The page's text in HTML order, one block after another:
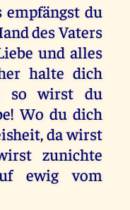
empfängst du
des Vaters
und alles
halte dich
so wirst du
Wo du dich
da wirst
zunichte
ewig vom